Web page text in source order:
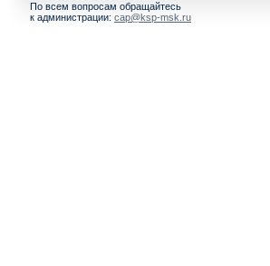
По всем вопросам обращайтесь
к администрации: cap@ksp-msk.ru